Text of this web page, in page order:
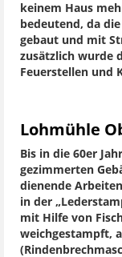
keinem Haus
bedeutend, da
gebaut und mit
zusätzlich wurde
Feuerstellen und
Lohmühle
Bis in die 60er
gezimmerten
dienende
in der
mit Hilfe von
weichgestampft,